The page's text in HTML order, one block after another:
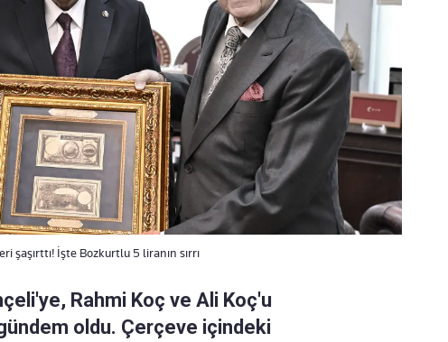
şaşırttı! İşte Bozkurtlu 5 liranın sırrı
Rahmi Koç ve Ali Koç'u
oldu. Çerçeve içindeki